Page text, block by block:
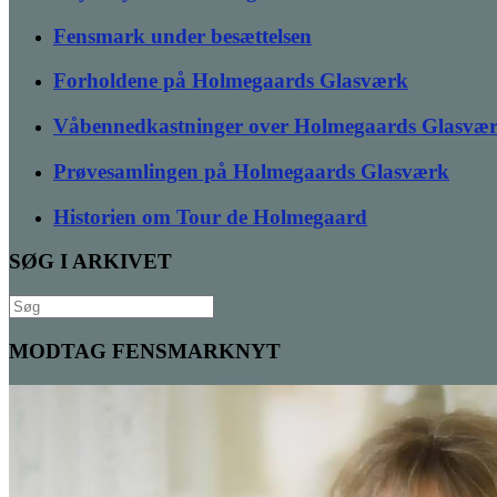
Fensmark under besættelsen
Forholdene på Holmegaards Glasværk
Våbennedkastninger over Holmegaards
Prøvesamlingen på Holmegaards Glasværk
Historien om Tour de Holmegaard
SØG I ARKIVET
Søg
efter:
MODTAG FENSMARKNYT